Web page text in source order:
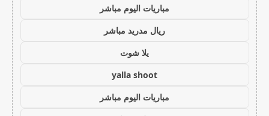
مباريات اليوم مباشر
ريال مدريد مباشر
يلا شوت
yalla shoot
مباريات اليوم مباشر